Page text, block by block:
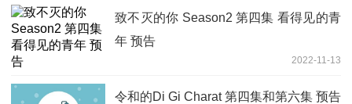
致不灭的你 Season2 第四集 看得见的青
年 预告
2022-11-13
令和的Di Gi Charat 第四集和第六集 预告